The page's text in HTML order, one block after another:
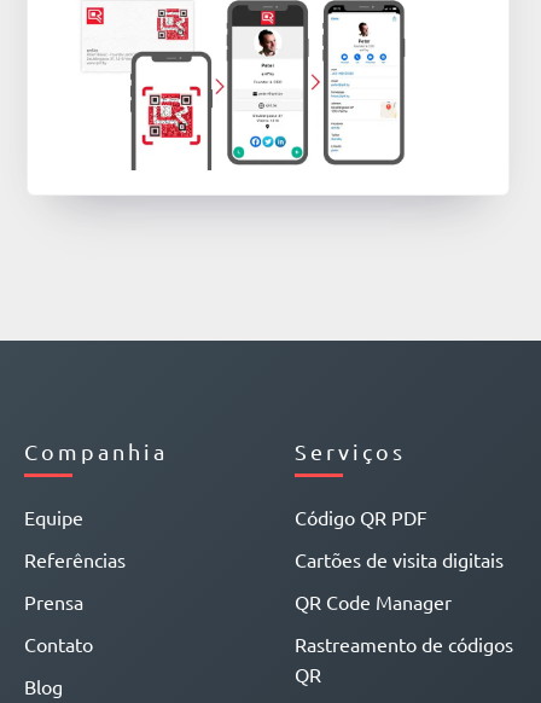
Companhia
Equipe
Referências
Prensa
Contato
Blog
Serviços
Código QR PDF
Cartões de visita digitais
QR Code Manager
Rastreamento de códigos
QR